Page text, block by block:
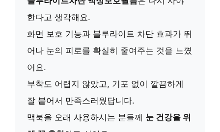
한다고 생각해요.
화면 보호 기능과 블루라이트 차단 효과가 뛰
어나 눈의 피로를 확실히 줄여주는 것을 느꼈
어요.
부착도 어렵지 않았고, 기포 없이 깔끔하게
잘 붙어서 만족스러웠답니다.
맥북을 오래 사용하시는 분들께 눈 건강을 위